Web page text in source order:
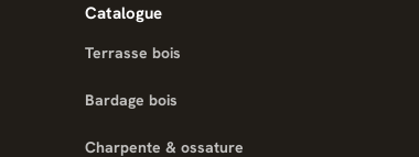
Catalogue
Terrasse bois
Bardage bois
Charpente & ossature